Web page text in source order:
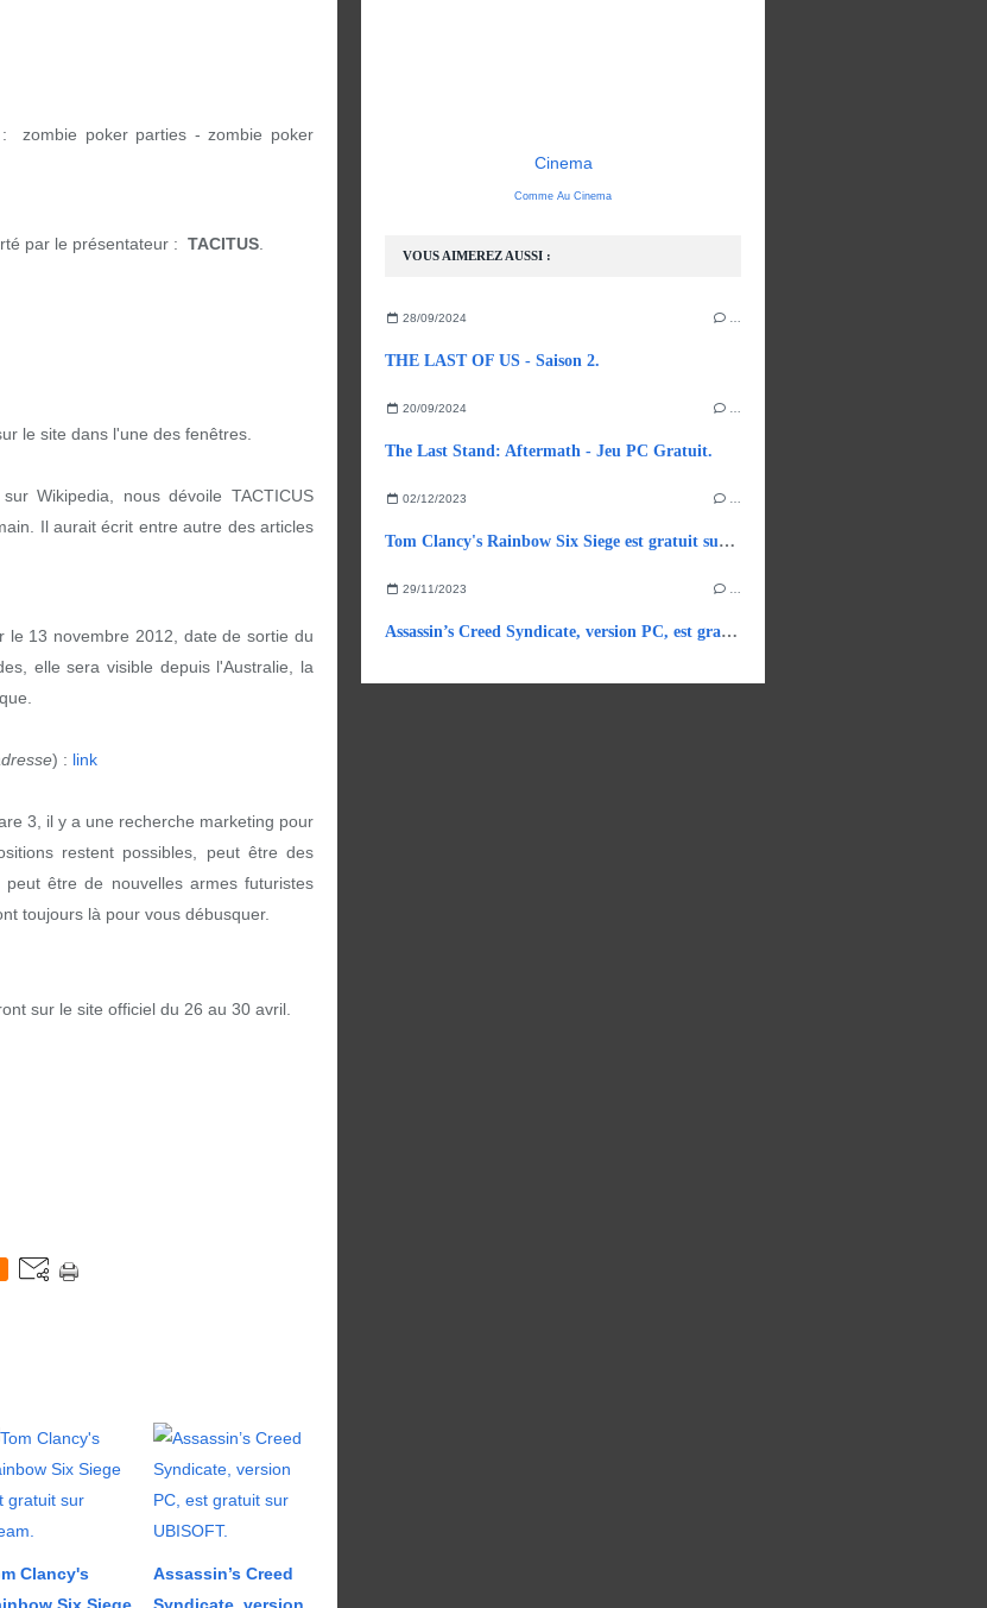
zombie poker parties - zombie poker
par le présentateur : TACITUS
le site dans l'une des fenêtres.
Wikipedia, nous dévoile TACTICUS
Il aurait écrit entre autre des articles
le 13 novembre 2012, date de sortie du
elle sera visible depuis l'Australie, la
) : link
3, il y a une recherche marketing pour
restent possibles, peut être des
être de nouvelles armes futuristes
toujours là pour vous débusquer.
sur le site officiel du 26 au 30 avril.
Clancy's
Assassin’s Creed
VOUS AIMEREZ AUSSI :
28/09/2024
THE LAST OF US - Saison 2.
20/09/2024
The Last Stand: Aftermath - Jeu PC Gratuit.
02/12/2023
Tom Clancy's Rainbow Six Siege est gratuit sur Steam.
29/11/2023
Assassin’s Creed Syndicate, version PC, est gratuit sur UBISOFT.
Cinema
Comme Au Cinema